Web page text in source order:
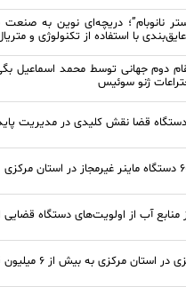
نانوبام”؛ دریچه‌ای نوین به صنعت
با استفاده از تکنولوژی و
دوم جهانی توسط محمد اسماعیل
ژنو سوئیس
قضا نقش کلیدی در مدیریت
منابع آب از اولویت‌های دستگاه
استان مرکزی به بیش از ۶ میلیون قطعه رسید